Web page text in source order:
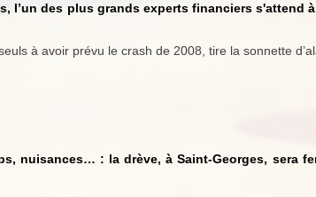
l’un des plus grands experts financiers s'attend
à avoir prévu le crash de 2008, tire la sonnette
nuisances… : la drève, à Saint-Georges, sera